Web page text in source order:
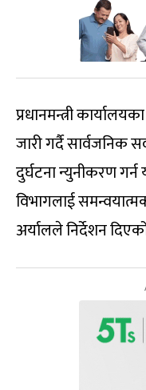
प्रधानमन्त्री
जारी गर्दै सार्वजनिक
दुर्घटना न्युनीकरण
विभागलाई
अर्यालले निर्देशन